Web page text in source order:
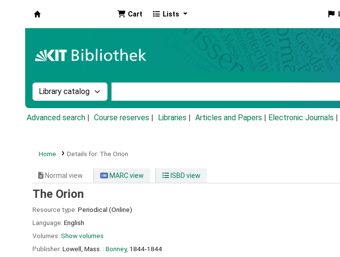
Cart Lists
Search the catalog by:
Advanced search Course reserves Libraries Articles and Papers Electronic Journals
Home Details for: The Orion
Normal view MARC view ISBD view
The Orion
Resource type: Periodical (Online)
Language: English
Volumes: Show volumes
Publisher: Lowell, Mass. : Bonney, 1844-1844